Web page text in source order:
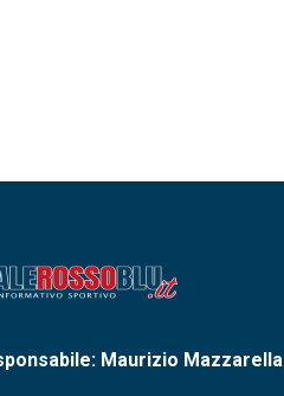
Maurizio Mazzarella